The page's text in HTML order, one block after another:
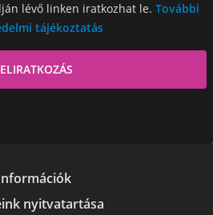
lévő linken iratkozhat le. További
tájékoztatás
nyitvatartása